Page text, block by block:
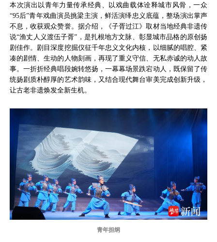
本次演出以青年力量传承经典、以戏曲载体诠释城市风骨，一众
“95后”青年戏曲演员挑梁主演，鲜活演绎忠义底蕴，整场演出掌声
不息，收获观众赞誉。据介绍，《子胥过江》取材当地经典非遗传
说“渔丈人义渡伍子胥”，是扎根地方文脉、彰显城市品格的原创扬
剧佳作。剧目深度挖掘仪征千年忠义文化内核，以细腻的唱腔、紧
凑的剧情、生动的人物刻画，再现了重义守信、无私赤诚的动人故
事。一折折经典唱段婉转悠扬，一幕幕场景跌宕动人，既保留了传
统扬剧质朴醇厚的艺术韵味，又结合现代舞台审美完成创新升级，
让古老非遗焕发全新生机。
青年担纲